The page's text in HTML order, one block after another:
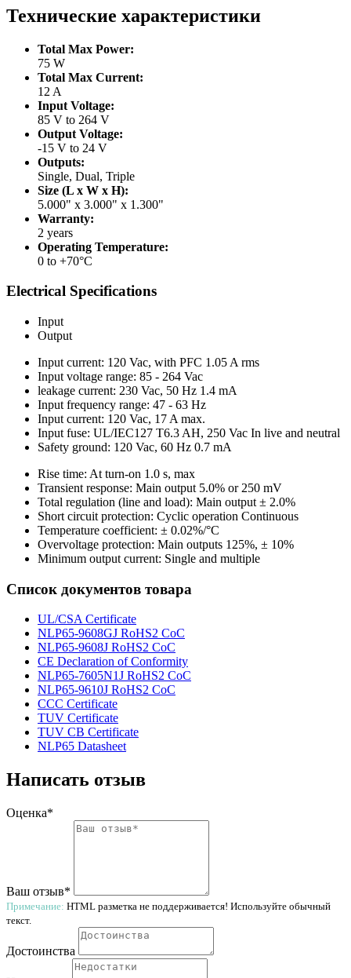
Технические характеристики
Total Max Power:
75 W
Total Max Current:
12 A
Input Voltage:
85 V to 264 V
Output Voltage:
-15 V to 24 V
Outputs:
Single, Dual, Triple
Size (L x W x H):
5.000" x 3.000" x 1.300"
Warranty:
2 years
Operating Temperature:
0 to +70°C
Electrical Specifications
Input
Output
Input current: 120 Vac, with PFC 1.05 A rms
Input voltage range: 85 - 264 Vac
leakage current: 230 Vac, 50 Hz 1.4 mA
Input frequency range: 47 - 63 Hz
Input current: 120 Vac, 17 A max.
Input fuse: UL/IEC127 T6.3 AH, 250 Vac In live and neutral
Safety ground: 120 Vac, 60 Hz 0.7 mA
Rise time: At turn-on 1.0 s, max
Transient response: Main output 5.0% or 250 mV
Total regulation (line and load): Main output ± 2.0%
Short circuit protection: Cyclic operation Continuous
Temperature coefficient: ± 0.02%/°C
Overvoltage protection: Main outputs 125%, ± 10%
Minimum output current: Single and multiple
Список документов товара
UL/CSA Certificate
NLP65-9608GJ RoHS2 CoC
NLP65-9608J RoHS2 CoC
CE Declaration of Conformity
NLP65-7605N1J RoHS2 CoC
NLP65-9610J RoHS2 CoC
CCC Certificate
TUV Certificate
TUV CB Certificate
NLP65 Datasheet
Написать отзыв
Оценка*
Ваш отзыв*
Примечание: HTML разметка не поддерживается! Используйте обычный
текст.
Достоинства